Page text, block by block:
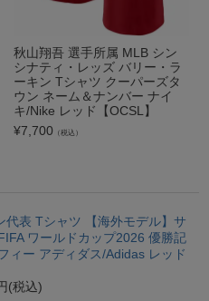
秋山翔吾 選手所属 MLB シン
シナティ・レッズ バリー・ラ
ーキン Tシャツ クーパーズタ
ウン ネーム＆ナンバー ナイ
キ/Nike レッド【OCSL】
¥7,700 （税込）
代表 Tシャツ 【海外モデル】サ
ワールドカップ2026 優勝記
ィー アディダス/Adidas レッド
(税込)